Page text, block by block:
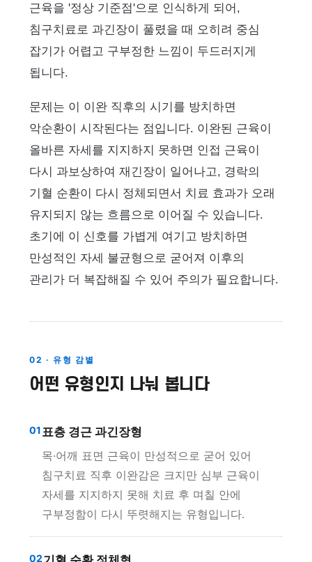
근육을 '정상 기준점'으로 인식하게 되어,
침구치료로 과긴장이 풀렸을 때 오히려 중심
잡기가 어렵고 구부정한 느낌이 두드러지게
됩니다.
문제는 이 이완 직후의 시기를 방치하면
악순환이 시작된다는 점입니다. 이완된 근육이
올바른 자세를 지지하지 못하면 인접 근육이
다시 과보상하여 재긴장이 일어나고, 경락의
기혈 순환이 다시 정체되면서 치료 효과가 오래
유지되지 않는 흐름으로 이어질 수 있습니다.
초기에 이 신호를 가볍게 여기고 방치하면
만성적인 자세 불균형으로 굳어져 이후의
관리가 더 복잡해질 수 있어 주의가 필요합니다.
02 · 유형 감별
어떤 유형인지 나눠 봅니다
01표층 경근 과긴장형
목·어깨 표면 근육이 만성적으로 굳어 있어
침구치료 직후 이완감은 크지만 심부 근육이
자세를 지지하지 못해 치료 후 며칠 안에
구부정함이 다시 뚜렷해지는 유형입니다.
02